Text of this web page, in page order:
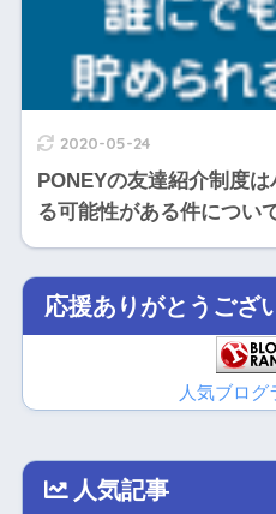
2020-05-24
PONEYの友達紹介制度
る可能性がある件につい
応援ありがとうござ
人気ブログ
人気記事